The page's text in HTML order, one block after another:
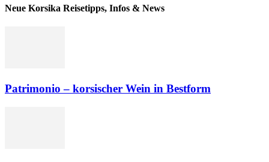
Neue Korsika Reisetipps, Infos & News
Patrimonio – korsischer Wein in Bestform